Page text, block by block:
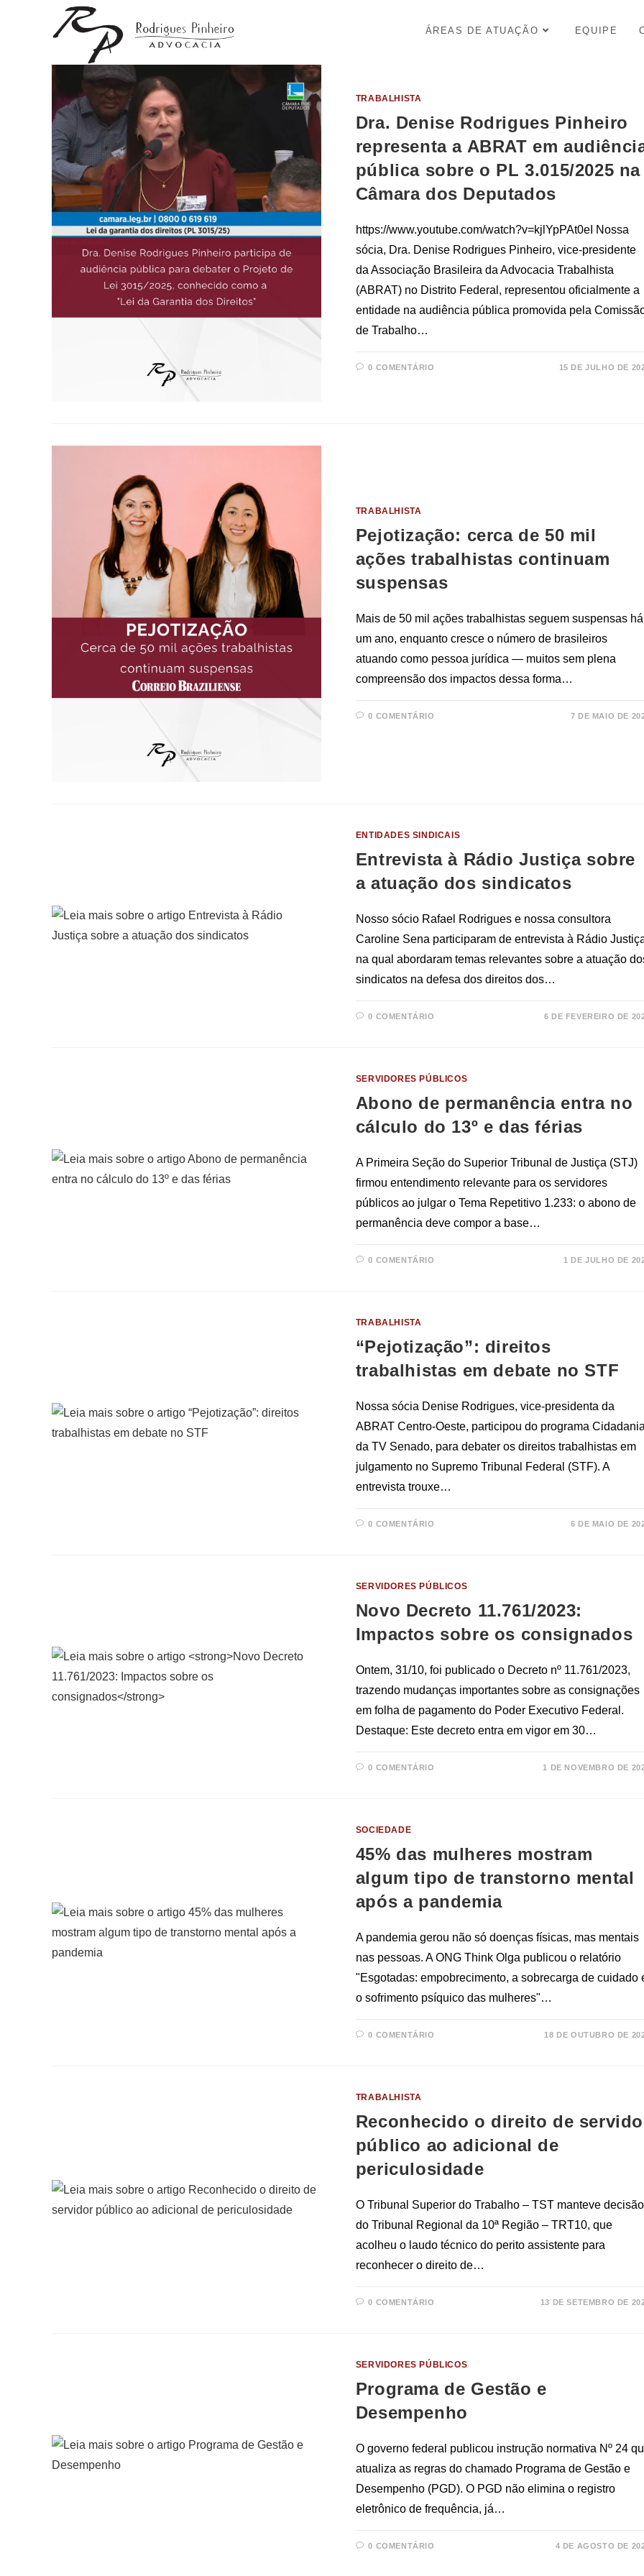
ÁREAS DE ATUAÇÃO EQUIPE
TRABALHISTA
Dra. Denise Rodrigues Pinheiro
representa a ABRAT em
pública sobre o PL 3.015/2025 na
Câmara dos Deputados
https://www.youtube.com/watch?v=kjlYpPAt0eI Nossa
sócia, Dra. Denise Rodrigues Pinheiro, vice-presidente
da Associação Brasileira da Advocacia Trabalhista
(ABRAT) no Distrito Federal, representou oficialmente a
entidade na audiência pública promovida pela
de Trabalho…
0 COMENTÁRIO 15 DE JULHO DE
TRABALHISTA
Pejotização: cerca de 50 mil
ações trabalhistas continuam
suspensas
Mais de 50 mil ações trabalhistas seguem suspensas há
um ano, enquanto cresce o número de brasileiros
atuando como pessoa jurídica — muitos sem plena
compreensão dos impactos dessa forma…
0 COMENTÁRIO 7 DE MAIO DE
ENTIDADES SINDICAIS
Entrevista à Rádio Justiça sobre
a atuação dos sindicatos
Nosso sócio Rafael Rodrigues e nossa consultora
Caroline Sena participaram de entrevista à Rádio
na qual abordaram temas relevantes sobre a atuação
sindicatos na defesa dos direitos dos…
0 COMENTÁRIO 6 DE FEVEREIRO DE
SERVIDORES PÚBLICOS
Abono de permanência entra no
cálculo do 13º e das férias
A Primeira Seção do Superior Tribunal de Justiça (STJ)
firmou entendimento relevante para os servidores
públicos ao julgar o Tema Repetitivo 1.233: o abono de
permanência deve compor a base…
0 COMENTÁRIO 1 DE JULHO DE
TRABALHISTA
“Pejotização”: direitos
trabalhistas em debate no STF
Nossa sócia Denise Rodrigues, vice-presidenta da
ABRAT Centro-Oeste, participou do programa
da TV Senado, para debater os direitos trabalhistas em
julgamento no Supremo Tribunal Federal (STF). A
entrevista trouxe…
0 COMENTÁRIO 6 DE MAIO DE
SERVIDORES PÚBLICOS
Novo Decreto 11.761/2023:
Impactos sobre os consignados
Ontem, 31/10, foi publicado o Decreto nº 11.761/2023,
trazendo mudanças importantes sobre as consignações
em folha de pagamento do Poder Executivo Federal.
Destaque: Este decreto entra em vigor em 30…
0 COMENTÁRIO 1 DE NOVEMBRO DE
SOCIEDADE
45% das mulheres mostram
algum tipo de transtorno mental
após a pandemia
A pandemia gerou não só doenças físicas, mas mentais
nas pessoas. A ONG Think Olga publicou o relatório
"Esgotadas: empobrecimento, a sobrecarga de cuidado
o sofrimento psíquico das mulheres"…
0 COMENTÁRIO 18 DE OUTUBRO DE
TRABALHISTA
Reconhecido o direito de
público ao adicional de
periculosidade
O Tribunal Superior do Trabalho – TST manteve decisão
do Tribunal Regional da 10ª Região – TRT10, que
acolheu o laudo técnico do perito assistente para
reconhecer o direito de…
0 COMENTÁRIO 13 DE SETEMBRO DE
SERVIDORES PÚBLICOS
Programa de Gestão e
Desempenho
O governo federal publicou instrução normativa Nº 24
atualiza as regras do chamado Programa de Gestão e
Desempenho (PGD). O PGD não elimina o registro
eletrônico de frequência, já…
0 COMENTÁRIO 4 DE AGOSTO DE